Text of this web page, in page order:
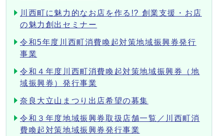
川西町に魅力的なお店を作る!? 創業支援・お店
の魅力創出セミナー
令和5年度川西町消費喚起対策地域振興券発行
事業
令和４年度川西町消費喚起対策地域振興券（地
域振興券）発行事業
奈良大立山まつり出店希望の募集
令和３年度地域振興券取扱店舗一覧／川西町消
費喚起対策地域振興券発行事業